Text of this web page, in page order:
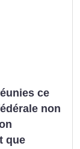
ce
non
que